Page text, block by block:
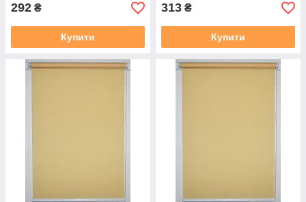
292 ₴
Купити
313 ₴
Купити